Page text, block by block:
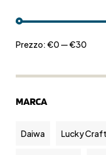
Prezzo:€0 —€30
MARCA
Daiwa Lucky Craft